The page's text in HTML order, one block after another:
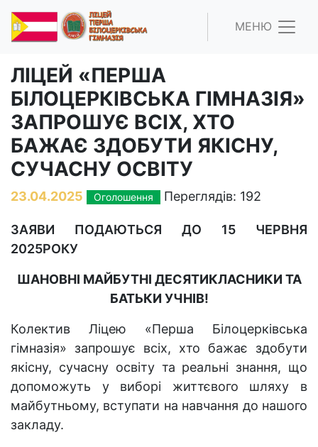
МЕНЮ
ЛІЦЕЙ «ПЕРША
БІЛОЦЕРКІВСЬКА ГІМНАЗІЯ»
ЗАПРОШУЄ ВСІХ, ХТО
БАЖАЄ ЗДОБУТИ ЯКІСНУ,
СУЧАСНУ ОСВІТУ
23.04.2025 Оголошення Переглядів: 192
ЗАЯВИ ПОДАЮТЬСЯ ДО 15 ЧЕРВНЯ
2025РОКУ
ШАНОВНІ МАЙБУТНІ ДЕСЯТИКЛАСНИКИ ТА
БАТЬКИ УЧНІВ!
Колектив Ліцею «Перша Білоцерківська
гімназія» запрошує всіх, хто бажає здобути
якісну, сучасну освіту та реальні знання, що
допоможуть у виборі життєвого шляху в
майбутньому, вступати на навчання до нашого
закладу.